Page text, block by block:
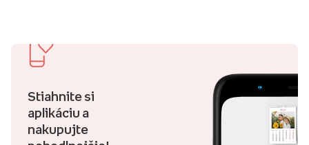
Stiahnite si
aplikáciu a
nakupujte